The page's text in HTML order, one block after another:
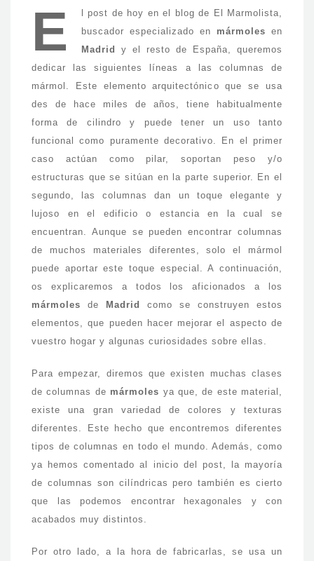
E
l post de hoy en el blog de El Marmolista,
buscador especializado en mármoles en
Madrid
y el resto de España, queremos
dedicar las siguientes líneas a las columnas de
mármol. Este elemento arquitectónico que se usa
des de hace miles de años, tiene habitualmente
forma de cilindro y puede tener un uso tanto
funcional como puramente decorativo. En el primer
caso actúan como pilar, soportan peso y/o
estructuras que se sitúan en la parte superior. En el
segundo, las columnas dan un toque elegante y
lujoso en el edificio o estancia en la cual se
encuentran. Aunque se pueden encontrar columnas
de muchos materiales diferentes, solo el mármol
puede aportar este toque especial. A continuación,
os explicaremos a todos los aficionados a los
mármoles de Madrid
como se construyen estos
elementos, que pueden hacer mejorar el aspecto de
vuestro hogar y algunas curiosidades sobre ellas.
Para empezar, diremos que existen muchas clases
de columnas de mármoles ya que, de este material,
existe una gran variedad de colores y texturas
diferentes. Este hecho que encontremos diferentes
tipos de columnas en todo el mundo. Además, como
ya hemos comentado al inicio del post, la mayoría
de columnas son cilíndricas pero también es cierto
que las podemos encontrar hexagonales y con
acabados muy distintos.
Por otro lado, a la hora de fabricarlas, se usa un